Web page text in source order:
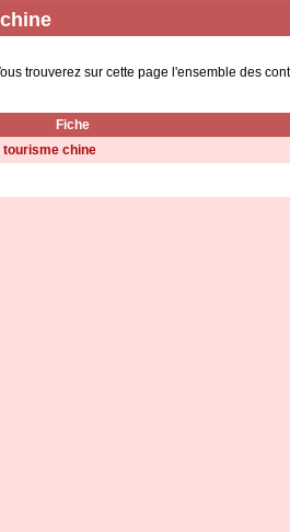
trouverez sur cette page l'ensemble des
Fiche
chine